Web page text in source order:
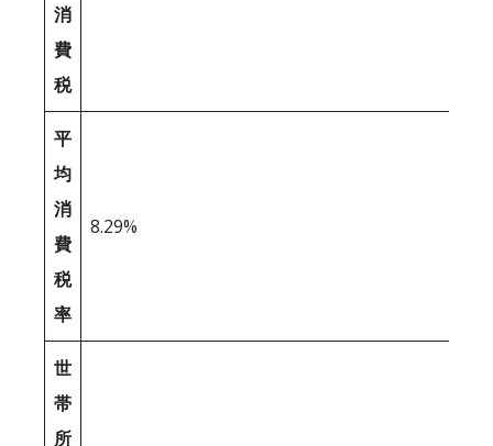
消
費
税
平
均
消
費
税
率
8.29%
世
帯
所